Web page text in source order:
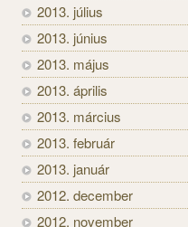
2013. július
2013. június
2013. május
2013. április
2013. március
2013. február
2013. január
2012. december
2012. november